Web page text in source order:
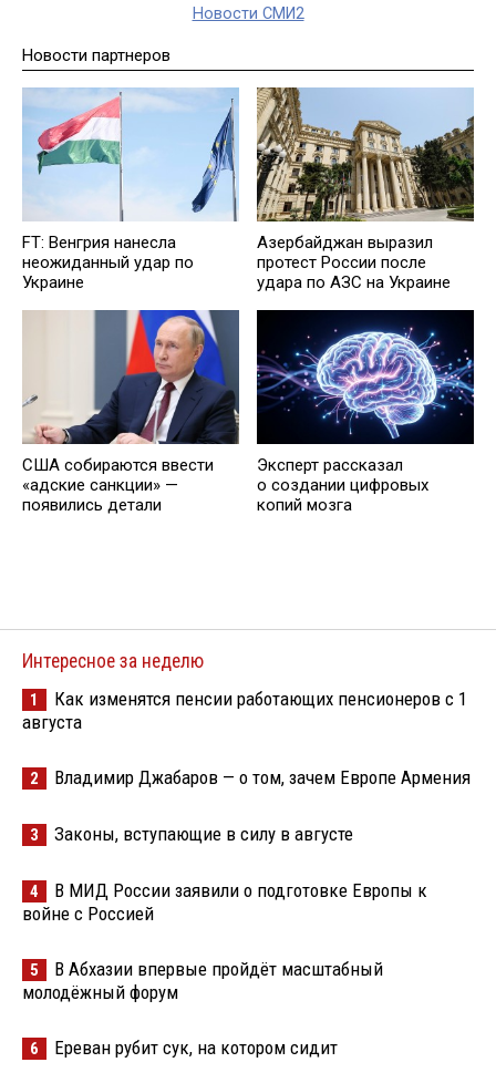
Новости СМИ2
Новости партнеров
FT: Венгрия нанесла
неожиданный удар по
Украине
Азербайджан выразил
протест России после
удара по АЗС на Украине
США собираются ввести
«адские санкции» —
появились детали
Эксперт рассказал
о создании цифровых
копий мозга
Интересное за неделю
1
Как изменятся пенсии работающих пенсионеров с 1
августа
2 Владимир Джабаров — о том, зачем Европе Армения
3 Законы, вступающие в силу в августе
4
В МИД России заявили о подготовке Европы к
войне с Россией
5
В Абхазии впервые пройдёт масштабный
молодёжный форум
6 Ереван рубит сук, на котором сидит